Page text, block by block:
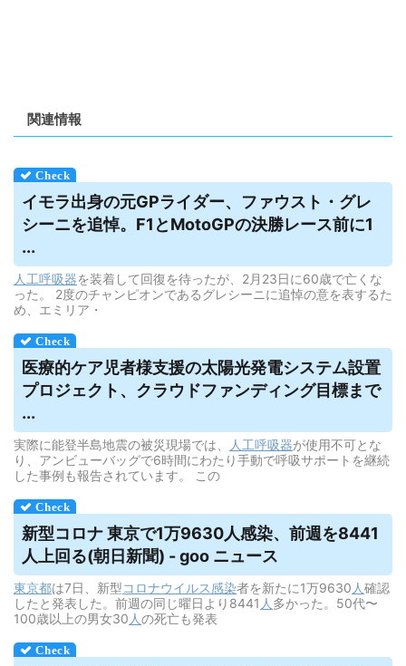
関連情報
イモラ出身の元GPライダー、ファウスト・グレ
シーニを追悼。F1とMotoGPの決勝レース前に1
...
人工呼吸器を装着して回復を待ったが、2月23日に60歳で亡くな
った。 2度のチャンピオンであるグレシーニに追悼の意を表するた
め、エミリア・
医療的ケア児者様支援の太陽光発電システム設置
プロジェクト、クラウドファンディング目標まで
...
実際に能登半島地震の被災現場では、 人工呼吸器が使用不可とな
り、アンビューバッグで6時間にわたり手動で呼吸サポートを継続
した事例も報告されています。 この
新型コロナ 東京で1万9630人感染、前週を8441
人上回る(朝日新聞) - goo ニュース
東京都は7日、新型コロナウイルス感染者を新たに1万9630 人確認
したと発表した。前週の同じ曜日より8441 人 多かった。50代〜
100歳以上の男女30 人の死亡も発表